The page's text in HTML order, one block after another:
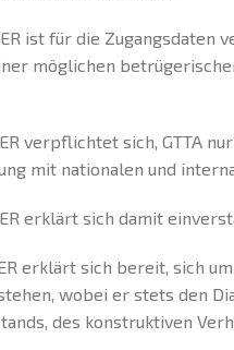
ist für die
möglichen
verpflichtet sich, GTTA
mit nationalen und
erklärt sich damit
erklärt sich bereit, sich
wobei er stets den
des konstruktiven